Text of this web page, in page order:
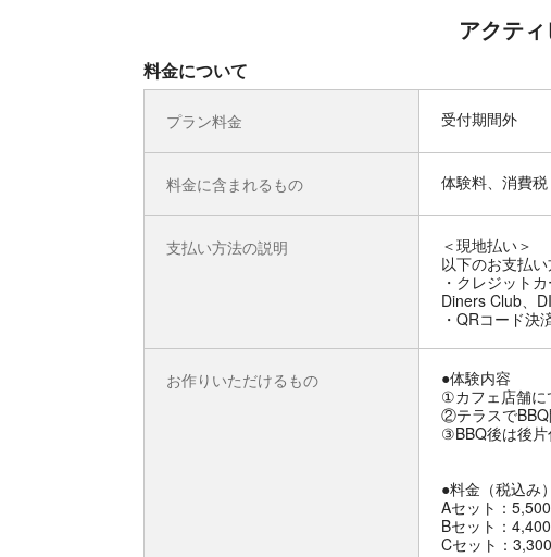
アクテ
料金について
プラン料金 受付期間外
料金に含まれるもの 体験料、消費
支払い方法の説明
＜現地払い＞
以下のお支払
・クレジット
Diners Club、
・QRコード決
お作りいただけるもの
●体験内容
①カフェ店舗に
②テラスでBBQ
③BBQ後は後
●料金（税込み）
Aセット：
Bセット：
Cセット：